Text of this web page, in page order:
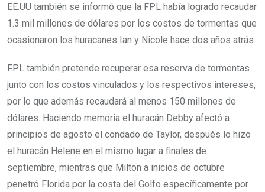
EE.UU también se informó que la FPL había logrado recaudar
1.3 mil millones de dólares por los costos de tormentas que
ocasionaron los huracanes Ian y Nicole hace dos años atrás.
FPL también pretende recuperar esa reserva de tormentas
junto con los costos vinculados y los respectivos intereses,
por lo que además recaudará al menos 150 millones de
dólares. Haciendo memoria el huracán Debby afectó a
principios de agosto el condado de Taylor, después lo hizo
el huracán Helene en el mismo lugar a finales de
septiembre, mientras que Milton a inicios de octubre
penetró Florida por la costa del Golfo específicamente por